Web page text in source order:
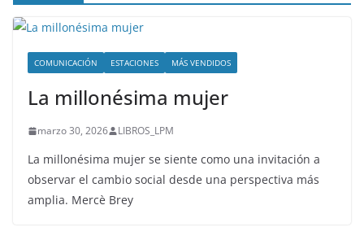
COMUNICACIÓN ESTACIONES MÁS VENDIDOS
La millonésima mujer
marzo 30, 2026 LIBROS_LPM
La millonésima mujer se siente como una invitación a
observar el cambio social desde una perspectiva más
amplia. Mercè Brey